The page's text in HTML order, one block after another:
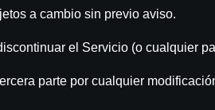
a cambio sin previo aviso.
el Servicio (o cualquier
parte por cualquier